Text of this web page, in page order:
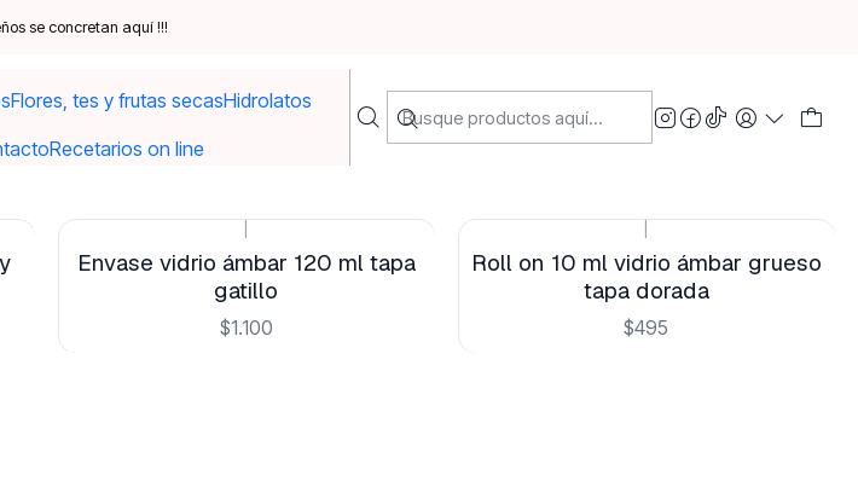
Flores, tes y frutas secasHidrolatos
Recetarios on line
se concretan aquí !!!
Envases
Filtros
Envase vidrio ámbar 120 ml tapa
gatillo
$1.100
Roll on 10 ml vidrio ámbar grueso
tapa dorada
$495